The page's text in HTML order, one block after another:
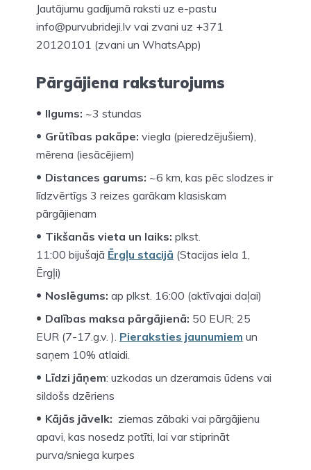
Jautājumu gadījumā raksti uz e-pastu
info@purvubrideji.lv vai zvani uz +371
20120101 (zvani un WhatsApp)
Pārgājiena raksturojums
Ilgums: ~3 stundas
Grūtības pakāpe: viegla (pieredzējušiem),
mērena (iesācējiem)
Distances garums: ~6 km, kas pēc slodzes ir
līdzvērtīgs 3 reizes garākam klasiskam
pārgājienam
Tikšanās vieta un laiks: plkst.
11:00 bijušajā Ērgļu stacijā (Stacijas iela 1,
Ērgļi)
Noslēgums: ap plkst. 16:00 (aktīvajai daļai)
Dalības maksa pārgājienā: 50 EUR; 25
EUR (7-17.g.v. ). Pieraksties jaunumiem un
saņem 10% atlaidi.
Līdzi jāņem: uzkodas un dzeramais ūdens vai
sildošs dzēriens
Kājās jāvelk: ziemas zābaki vai pārgājienu
apavi, kas nosedz potīti, lai var stiprināt
purva/sniega kurpes